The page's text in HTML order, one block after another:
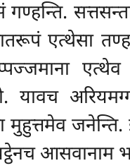
एत्थेसा
यावच
मुहुत्तमेव
आसवानाम